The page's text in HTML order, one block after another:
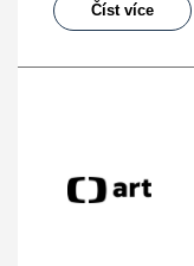
Číst více